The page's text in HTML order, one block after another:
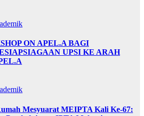
ON APEL.A BAGI
UPSI KE ARAH
Mesyuarat MEIPTA Kali Ke-67: